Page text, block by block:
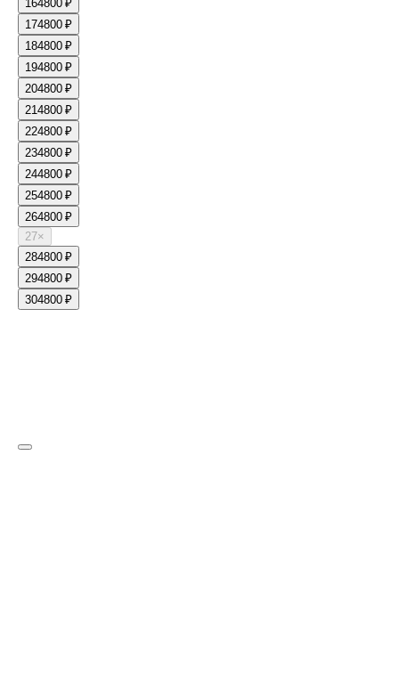
164800 ₽
174800 ₽
184800 ₽
194800 ₽
204800 ₽
214800 ₽
224800 ₽
234800 ₽
244800 ₽
254800 ₽
264800 ₽
27×
284800 ₽
294800 ₽
304800 ₽